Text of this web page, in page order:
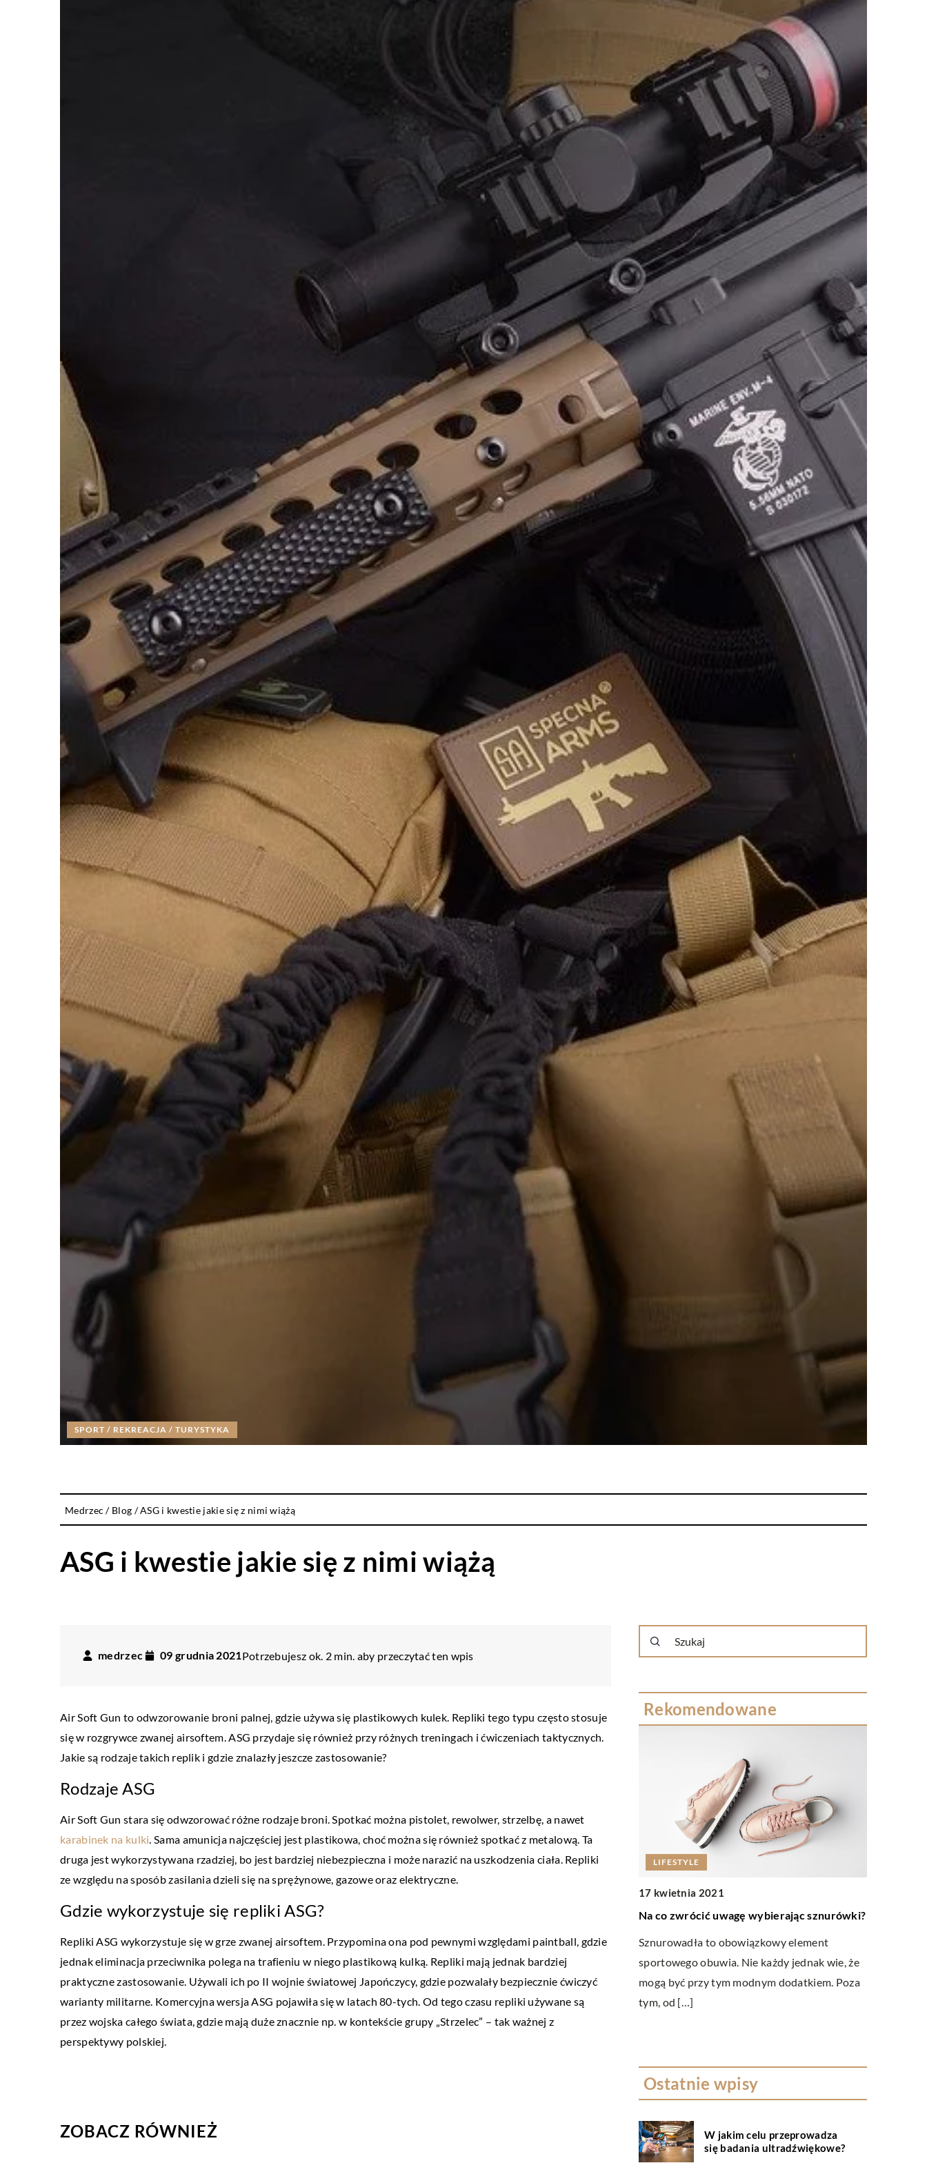
SPORT / REKREACJA / TURYSTYKA
Medrzec / Blog /ASG i kwestie jakie się z nimi wiążą
ASG i kwestie jakie się z nimi wiążą
medrzec 09 grudnia 2021Potrzebujesz ok. 2 min. aby przeczytać ten wpis
Air Soft Gun to odwzorowanie broni palnej, gdzie używa się plastikowych kulek. Repliki tego typu często stosuje
się w rozgrywce zwanej airsoftem. ASG przydaje się również przy różnych treningach i ćwiczeniach taktycznych.
Jakie są rodzaje takich replik i gdzie znalazły jeszcze zastosowanie?
Rodzaje ASG
Air Soft Gun stara się odwzorować różne rodzaje broni. Spotkać można pistolet, rewolwer, strzelbę, a nawet
karabinek na kulki . Sama amunicja najczęściej jest plastikowa, choć można się również spotkać z metalową. Ta
druga jest wykorzystywana rzadziej, bo jest bardziej niebezpieczna i może narazić na uszkodzenia ciała. Repliki
ze względu na sposób zasilania dzieli się na sprężynowe, gazowe oraz elektryczne.
Gdzie wykorzystuje się repliki ASG?
Repliki ASG wykorzystuje się w grze zwanej airsoftem. Przypomina ona pod pewnymi względami paintball, gdzie
jednak eliminacja przeciwnika polega na trafieniu w niego plastikową kulką. Repliki mają jednak bardziej
praktyczne zastosowanie. Używali ich po II wojnie światowej Japończycy, gdzie pozwalały bezpiecznie ćwiczyć
warianty militarne. Komercyjna wersja ASG pojawiła się w latach 80-tych. Od tego czasu repliki używane są
przez wojska całego świata, gdzie mają duże znacznie np. w kontekście grupy „Strzelec” – tak ważnej z
perspektywy polskiej.
ZOBACZ RÓWNIEŻ
Rekomendowane
ZDROWIE I MEDYCYNA
20 października 2020
Ogrom badań nad leczniczą marihuaną
niewątpliwie ukazuje same pozytywne
właściwości. Produkty tworzone z jej udziałem
stają się popularne mimo nielicznych […]
PRZEMYSŁ I TECHNIKA
ultradźwiękowe?
W elementach wykonanych z metalu mogą
pojawić się różnego rodzaju niezgodności.
Należy je wykryć i wyeliminować już na etapie
produkcji, […]
LIFESTYLE
17 kwietnia 2021
Na co zwrócić uwagę wybierając sznurówki?
Sznurowadła to obowiązkowy element
sportowego obuwia. Nie każdy jednak wie, że
mogą być przy tym modnym dodatkiem. Poza
tym, od […]
Ostatnie wpisy
W jakim celu przeprowadza
się badania ultradźwiękowe?